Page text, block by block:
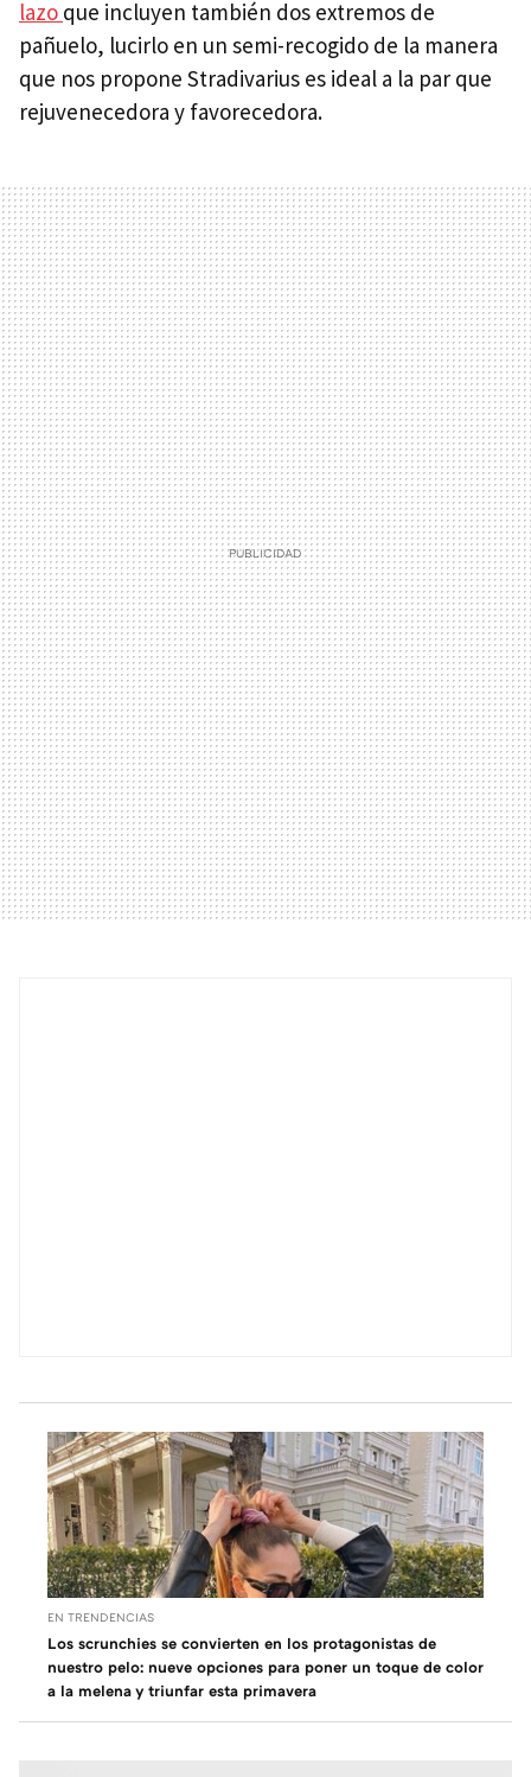
lazo que incluyen también dos extremos de
pañuelo, lucirlo en un semi-recogido de la manera
que nos propone Stradivarius es ideal a la par que
rejuvenecedora y favorecedora.
EN TRENDENCIAS
Los scrunchies se convierten en los protagonistas de
nuestro pelo: nueve opciones para poner un toque de color
a la melena y triunfar esta primavera